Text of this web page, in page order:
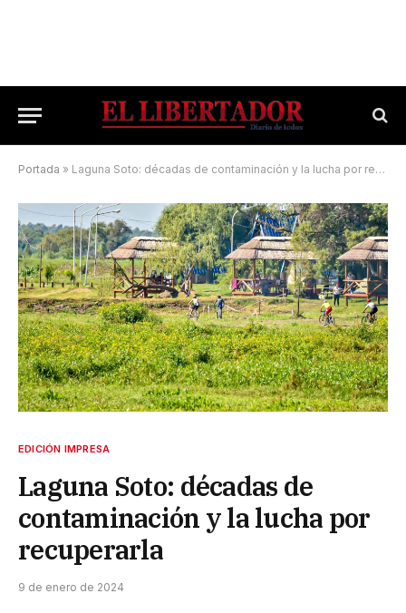
Portada » Laguna Soto: décadas de contaminación y la lucha por recuperarla
EDICIÓN IMPRESA
Laguna Soto: décadas de
contaminación y la lucha por
recuperarla
9 de enero de 2024